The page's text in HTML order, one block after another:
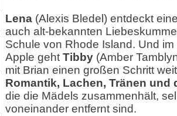
Lena (Alexis Bledel) entdeckt
auch alt-bekannten
Schule von Rhode Island. Und im
Apple geht Tibby (Amber
mit Brian einen großen Schritt
Romantik, Lachen, Tränen und
die die Mädels zusammenhält,
voneinander entfernt sind.